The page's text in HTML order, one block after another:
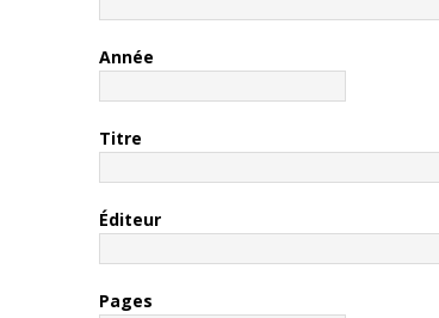
Année
Titre
Éditeur
Pages